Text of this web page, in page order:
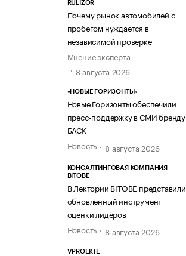
RULIZOR
Почему рынок автомобилей с
пробегом нуждается в
независимой проверке
Мнение эксперта
8 августа 2026
«НОВЫЕ ГОРИЗОНТЫ»
Новые Горизонты обеспечили
пресс-поддержку в СМИ бренду
БАСК
Новость
8 августа 2026
КОНСАЛТИНГОВАЯ КОМПАНИЯ
BITOBE
В Лектории BITOBE представили
обновленный инструмент
оценки лидеров
Новость
8 августа 2026
VPROEKTE